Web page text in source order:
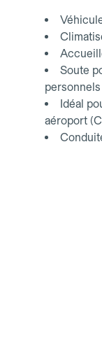
Soute
personnels
Idéal
aéroport